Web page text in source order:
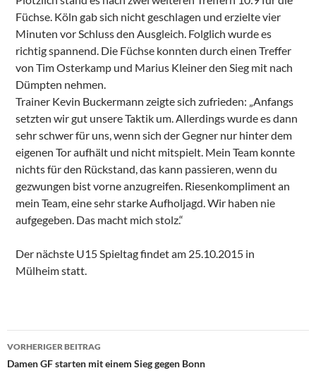
Füchse. Köln gab sich nicht geschlagen und erzielte vier
Minuten vor Schluss den Ausgleich. Folglich wurde es
richtig spannend. Die Füchse konnten durch einen Treffer
von Tim Osterkamp und Marius Kleiner den Sieg mit nach
Dümpten nehmen.
Trainer Kevin Buckermann zeigte sich zufrieden: „Anfangs
setzten wir gut unsere Taktik um. Allerdings wurde es dann
sehr schwer für uns, wenn sich der Gegner nur hinter dem
eigenen Tor aufhält und nicht mitspielt. Mein Team konnte
nichts für den Rückstand, das kann passieren, wenn du
gezwungen bist vorne anzugreifen. Riesenkompliment an
mein Team, eine sehr starke Aufholjagd. Wir haben nie
aufgegeben. Das macht mich stolz.“
Der nächste U15 Spieltag findet am 25.10.2015 in
Mülheim statt.
Beitragsnavigation
VORHERIGER BEITRAG
Damen GF starten mit einem Sieg gegen Bonn